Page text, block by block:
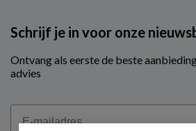
Schrijf je in voor onze
Ontvang als eerste de beste
advies
Email